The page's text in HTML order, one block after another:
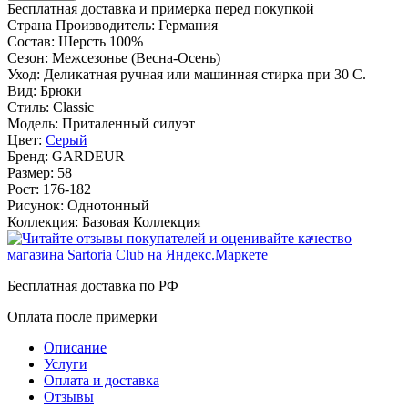
Бесплатная доставка и примерка перед покупкой
Страна Производитель: Германия
Состав: Шерсть 100%
Сезон: Межсезонье (Весна-Осень)
Уход: Деликатная ручная или машинная стирка при 30 С.
Вид: Брюки
Стиль: Classic
Модель: Приталенный силуэт
Цвет: Серый
Бренд: GARDEUR
Размер: 58
Рост: 176-182
Рисунок: Однотонный
Коллекция: Базовая Коллекция
Бесплатная доставка по РФ
Оплата после примерки
Описание
Услуги
Оплата и доставка
Отзывы